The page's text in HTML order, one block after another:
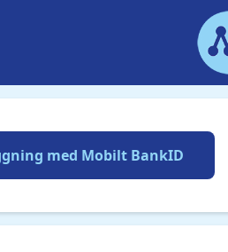
med Mobilt BankID